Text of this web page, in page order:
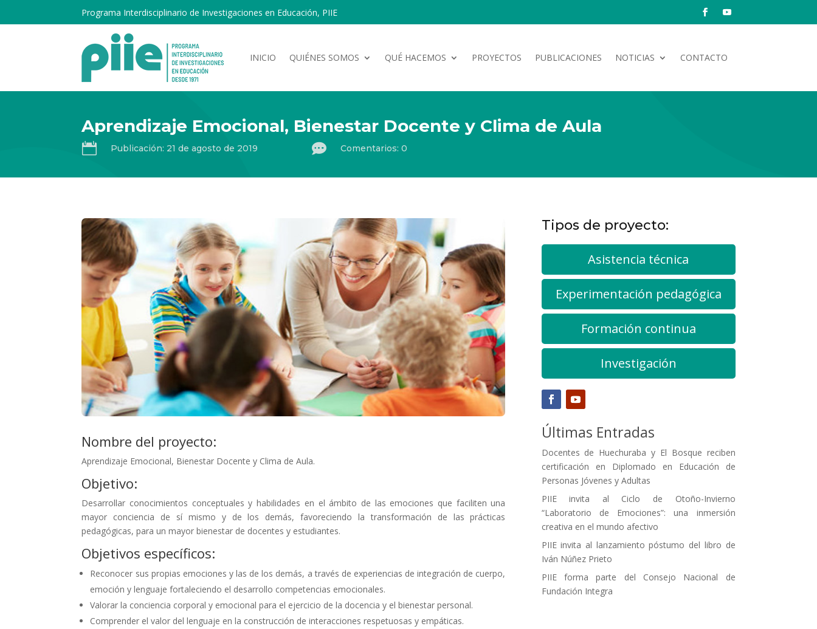
Programa Interdisciplinario de Investigaciones en Educación, PIIE
INICIO QUIÉNES SOMOS QUÉ HACEMOS PROYECTOS PUBLICACIONES NOTICIAS CONTACTO
Aprendizaje Emocional, Bienestar Docente y Clima de Aula
 Publicación: 21 de agosto de 2019  Comentarios: 0
Nombre del proyecto:
Aprendizaje Emocional, Bienestar Docente y Clima de Aula.
Objetivo:
Desarrollar conocimientos conceptuales y habilidades en el ámbito de las emociones que faciliten una
mayor conciencia de sí mismo y de los demás, favoreciendo la transformación de las prácticas
pedagógicas, para un mayor bienestar de docentes y estudiantes.
Objetivos específicos:
Reconocer sus propias emociones y las de los demás, a través de experiencias de integración de cuerpo,
emoción y lenguaje fortaleciendo el desarrollo competencias emocionales.
Valorar la conciencia corporal y emocional para el ejercicio de la docencia y el bienestar personal.
Comprender el valor del lenguaje en la construcción de interacciones respetuosas y empáticas.
Tipos de proyecto:
Asistencia técnica
Experimentación pedagógica
Formación continua
Investigación
Últimas Entradas
Docentes de Huechuraba y El Bosque reciben
certificación en Diplomado en Educación de
Personas Jóvenes y Adultas
PIIE invita al Ciclo de Otoño-Invierno
“Laboratorio de Emociones”: una inmersión
creativa en el mundo afectivo
PIIE invita al lanzamiento póstumo del libro de
Iván Núñez Prieto
PIIE forma parte del Consejo Nacional de
Fundación Integra